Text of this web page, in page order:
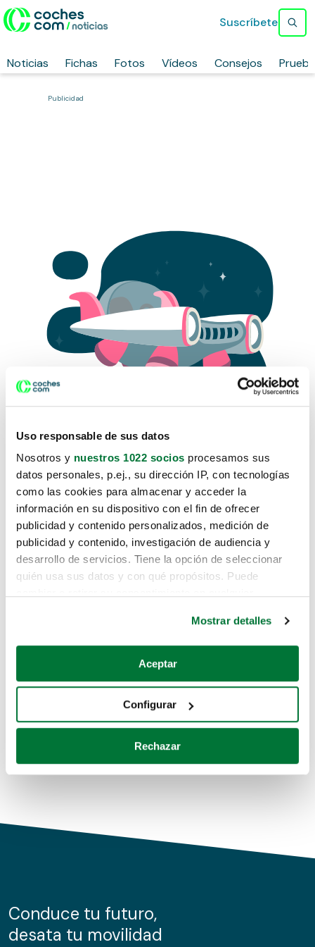
Uso responsable de sus datos
Nosotros y nuestros 1022 socios procesamos sus
datos personales, p.ej., su dirección IP, con tecnologías
como las cookies para almacenar y acceder la
información en su dispositivo con el fin de ofrecer
publicidad y contenido personalizados, medición de
publicidad y contenido, investigación de audiencia y
desarrollo de servicios. Tiene la opción de seleccionar
quién usa sus datos y con qué propósitos. Puede
Si lo permite, también quisiéramos:
Recopilar información sobre su ubicación geográfica
Identificar su dispositivo analizándolo activamente
para buscar características específicas (huellas
Obtenga más información sobre cómo se procesan sus
de cookies.
información sobre el uso que haga del sitio web con
nuestros partners de redes sociales, publicidad y análisis
Mostrar detalles
Aceptar
Configurar
Rechazar
Noticias Fichas Fotos Vídeos Consejos
Suscríbete
Publicidad
Lo sentimos, no sabemos como
te hemos traido hasta aquí.
Pero puedes encontrar el coche que estás
buscando en alguno de estos enlaces:
Coches de segunda mano
Coches de km0
Conduce tu futuro,
desata tu movilidad